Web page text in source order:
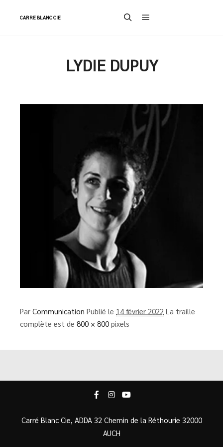
CARRE BLANC CIE
LYDIE DUPUY
Par Communication Publié le 14 février 2022 La traille
complète est de 800 × 800 pixels
Carré Blanc Cie, ADDA 32 Chemin de la Réthourie 32000
AUCH